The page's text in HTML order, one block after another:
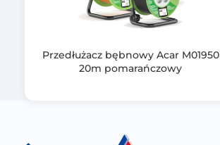
Przedłużacz bębnowy Acar M01950
20m pomarańczowy